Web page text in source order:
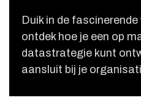
Duik in de
ontdek hoe je een op
datastrategie kunt
aansluit bij je